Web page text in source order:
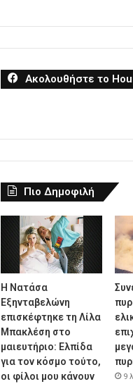
Ακολουθήστε το
Πιο Δημοφιλή
Η Νατάσα
Εξηνταβελώνη
επισκέφτηκε τη Λίλα
Μπακλέση στο
μαιευτήριο: Ελπίδα
για τον κόσμο τούτο,
οι φίλοι μου κάνουν
9